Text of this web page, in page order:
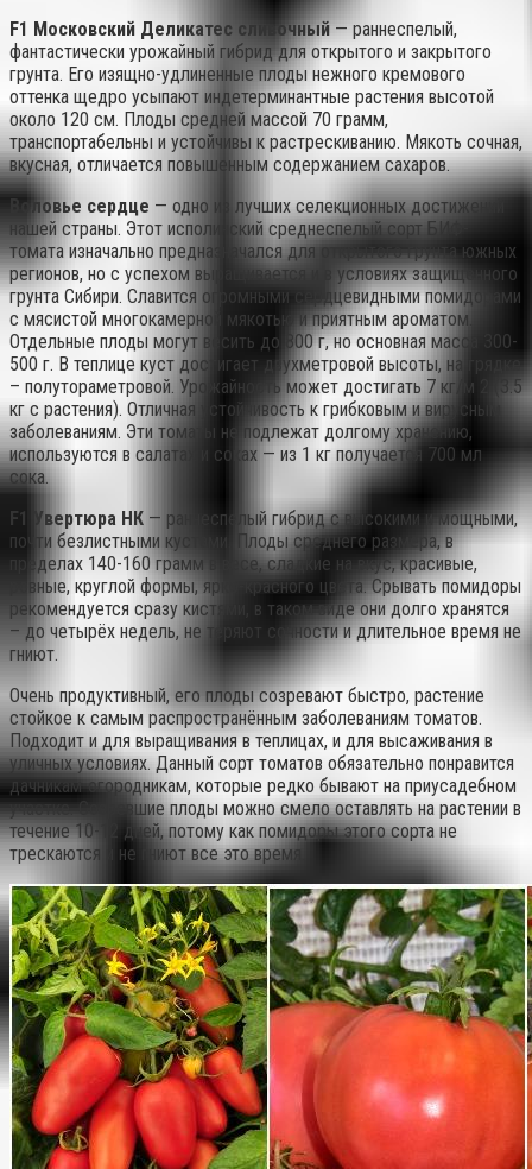
F1 Московский Деликатес сливочный— раннеспелый,
фантастически урожайный гибрид для открытого и закрытого
грунта. Его изящно-удлиненные плоды нежного кремового
оттенка щедро усыпают индетерминантные растения высотой
около 120 см. Плоды средней массой 70 грамм,
транспортабельны и устойчивы к растрескиванию. Мякоть сочная,
вкусная, отличается повышенным содержанием сахаров.
Воловье сердце — одно из лучших селекционных достижений
нашей страны. Этот исполинский среднеспелый сорт БИФ-
томата изначально предназначался для открытого грунта южных
регионов, но с успехом выращивается и в условиях защищенного
грунта Сибири. Славится огромными сердцевидными помидорами
с мясистой многокамерной мякотью и приятным ароматом.
Отдельные плоды могут весить до 800 г, но основная масса 300-
500 г. В теплице куст достигает двухметровой высоты, на грядке
– полутораметровой. Урожайность может достигать 7 кг/м 2 (3.5
кг с растения). Отличная устойчивость к грибковым и вирусным
заболеваниям. Эти томаты не подлежат долгому хранению,
используются в салатах и соках — из 1 кг получается 700 мл
сока.
F1 Увертюра НК — раннеспелый гибрид с высокими и мощными,
почти безлистными кустами. Плоды среднего размера, в
пределах 140-160 грамм в весе, сладкие на вкус, красивые,
ровные, круглой формы, ярко-красного цвета. Срывать помидоры
рекомендуется сразу кистями, в таком виде они долго хранятся
– до четырёх недель, не теряют сочности и длительное время не
гниют.
Очень продуктивный, его плоды созревают быстро, растение
стойкое к самым распространённым заболеваниям томатов.
Подходит и для выращивания в теплицах, и для высаживания в
уличных условиях. Данный сорт томатов обязательно понравится
дачникам-огородникам, которые редко бывают на приусадебном
участке. Созревшие плоды можно смело оставлять на растении в
течение 10-12 дней, потому как помидоры этого сорта не
трескаются и не гниют все это время.